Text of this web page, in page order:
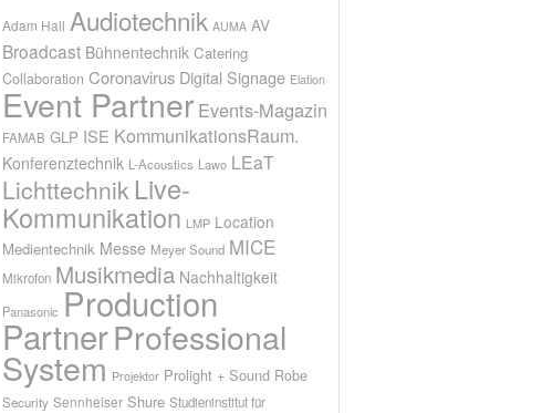
Adam Hall Audiotechnik AUMA AV
Broadcast Bühnentechnik Catering
Collaboration Coronavirus Digital Signage Elation
Event Partner Events-Magazin
FAMAB GLP ISE KommunikationsRaum.
Konferenztechnik L-Acoustics Lawo LEaT
Lichttechnik Live-
Kommunikation LMP Location
Medientechnik Messe Meyer Sound MICE
Mikrofon Musikmedia Nachhaltigkeit
Panasonic Production
PartnerProfessional
System Projektor Prolight + Sound Robe
Security Sennheiser Shure Studieninstitut für